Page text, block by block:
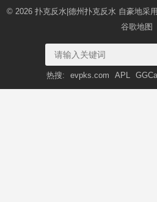
© 2026 扑克反水|德州扑克反水 自豪地采
谷歌地图
热搜: evpks.com APL